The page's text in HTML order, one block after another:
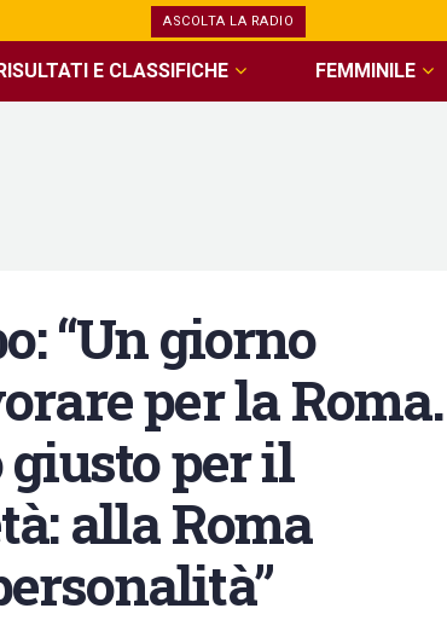
ASCOLTA LA RADIO
E CLASSIFICHE FEMMINILE
“Un giorno
per la Roma.
giusto per il
alla Roma